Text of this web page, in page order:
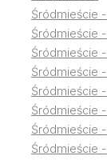
Śródmieście
Śródmieście
Śródmieście
Śródmieście
Śródmieście -
Śródmieście
Śródmieście
Śródmieście